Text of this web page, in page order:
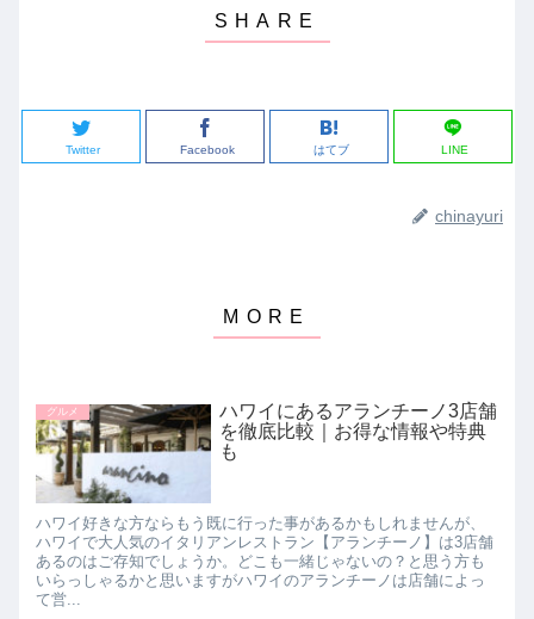
Twitter Facebook はてブ LINE
chinayuri
グルメ
ハワイにあるアランチーノ3店舗
を徹底比較｜お得な情報や特典
も
ハワイ好きな方ならもう既に行った事があるかもしれませんが、
ハワイで大人気のイタリアンレストラン【アランチーノ】は3店舗
あるのはご存知でしょうか。どこも一緒じゃないの？と思う方も
いらっしゃるかと思いますがハワイのアランチーノは店舗によっ
て営...